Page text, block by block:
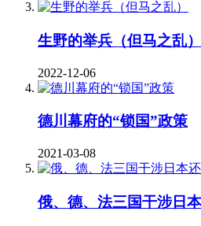
生野的举兵（但马之乱）
2022-12-06
德川幕府的“锁国”政策
2021-03-08
俄、德、法三国干涉日